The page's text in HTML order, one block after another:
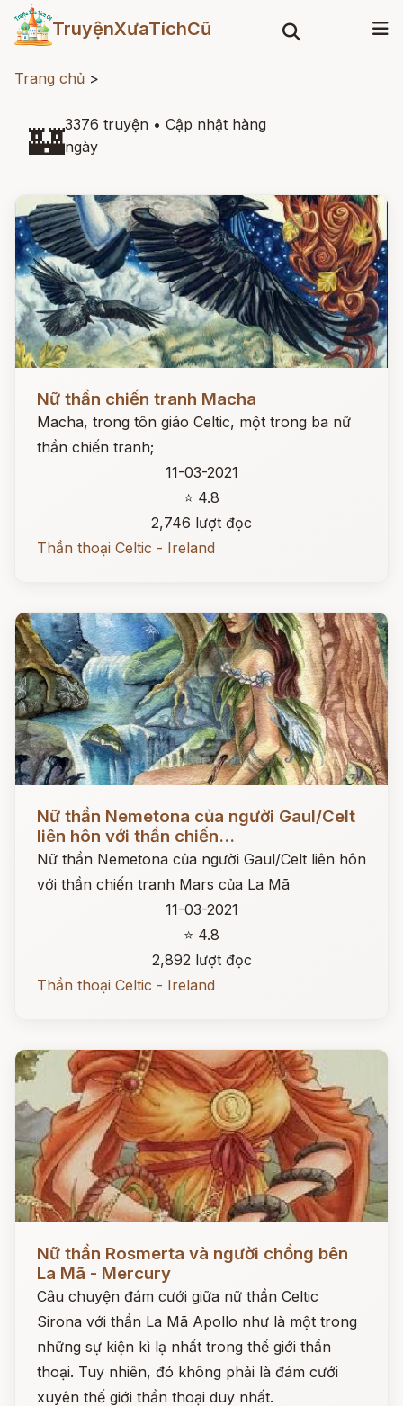
TruyệnXưaTíchCũ
Trang chủ >
🏰3376 truyện • Cập nhật hàng
ngày
Nữ thần chiến tranh Macha
Macha, trong tôn giáo Celtic, một trong ba nữ
thần chiến tranh;
11-03-2021
⭐ 4.8
2,746 lượt đọc
Thần thoại Celtic - Ireland
Nữ thần Nemetona của người Gaul/Celt
liên hôn với thần chiến...
Nữ thần Nemetona của người Gaul/Celt liên hôn
với thần chiến tranh Mars của La Mã
11-03-2021
⭐ 4.8
2,892 lượt đọc
Thần thoại Celtic - Ireland
Nữ thần Rosmerta và người chồng bên
La Mã - Mercury
Câu chuyện đám cưới giữa nữ thần Celtic
Sirona với thần La Mã Apollo như là một trong
những sự kiện kì lạ nhất trong thế giới thần
thoại. Tuy nhiên, đó không phải là đám cưới
xuyên thế giới thần thoại duy nhất.